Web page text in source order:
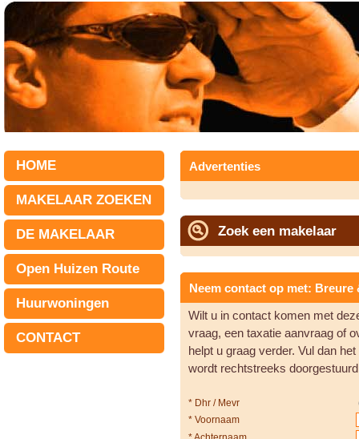
HOME
MAKELAAR ZOEKEN
DE MAKELAAR
Open Huizen Route
Huurwoningen
CONTACT
Advertenties
Zoek een makelaar
Neem contact op met: Breure
Wilt u in contact komen met
vraag, een taxatie aanvraag of
helpt u graag verder. Vul dan
wordt rechtstreeks
* Dhr / Mevr
* Voornaam